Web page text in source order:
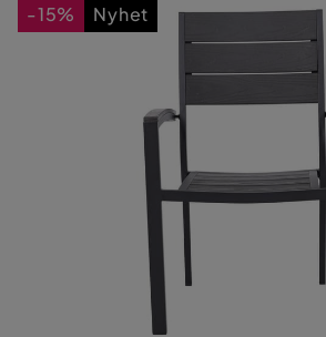
-15% Nyhet